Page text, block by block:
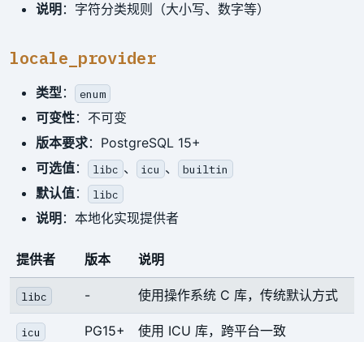
说明 ：字符分类规则（大小写、数字等）
locale_provider
类型： enum
可变性：不可变
版本要求：PostgreSQL 15+
可选值： libc 、 icu 、 builtin
默认值： libc
说明 ：本地化实现提供者
提供者 版本 说明
libc - 使用操作系统 C 库，传统默认方式
icu PG15+ 使用 ICU 库，跨平台一致